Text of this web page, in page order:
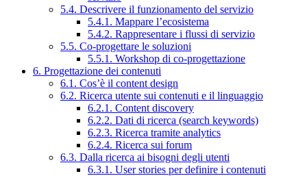
5.4. Descrivere il funzionamento del servizio
5.4.1. Mappare l’ecosistema
5.4.2. Rappresentare i flussi di servizio
5.5. Co-progettare le soluzioni
5.5.1. Workshop di co-progettazione
6. Progettazione dei contenuti
6.1. Cos’è il content design
6.2. Ricerca utente sui contenuti e il linguaggio
6.2.1. Content discovery
6.2.2. Dati di ricerca (search keywords)
6.2.3. Ricerca tramite analytics
6.2.4. Ricerca sui forum
6.3. Dalla ricerca ai bisogni degli utenti
6.3.1. User stories per definire i contenuti